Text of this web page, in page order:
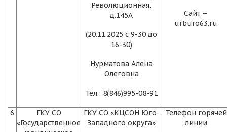
Революционная,
д.145А
(20.11.2025 с 9-30 до
16-30)
Нурматова Алена
Олеговна
Тел.: 8(846)995-08-91
Сайт –
urburo63.ru
6
ГКУ СО
«Государственное
ГКУ СО «КЦСОН Юго-
Западного округа»
Телефон горячей
линии